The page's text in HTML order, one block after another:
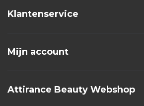
Klantenservice
Mijn account
Attirance Beauty Webshop